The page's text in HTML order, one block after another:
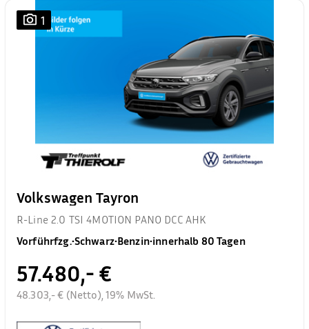
1
Volkswagen Tayron
R-Line 2.0 TSI 4MOTION PANO DCC AHK
Vorführfzg.•Schwarz•Benzin•innerhalb 80 Tagen
57.480,- €
48.303,- € (Netto), 19% MwSt.